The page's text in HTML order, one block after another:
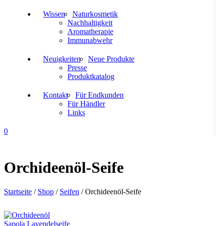
Wissen
Naturkosmetik
Nachhaltigkeit
Aromatherapie
Immunabwehr
Neuigkeiten
Neue Produkte
Presse
Produktkatalog
Kontakt
Für Endkunden
Für Händler
Links
0
Orchideenöl-Seife
Startseite / Shop / Seifen /Orchideenöl-Seife
Sapola Lavendelseife